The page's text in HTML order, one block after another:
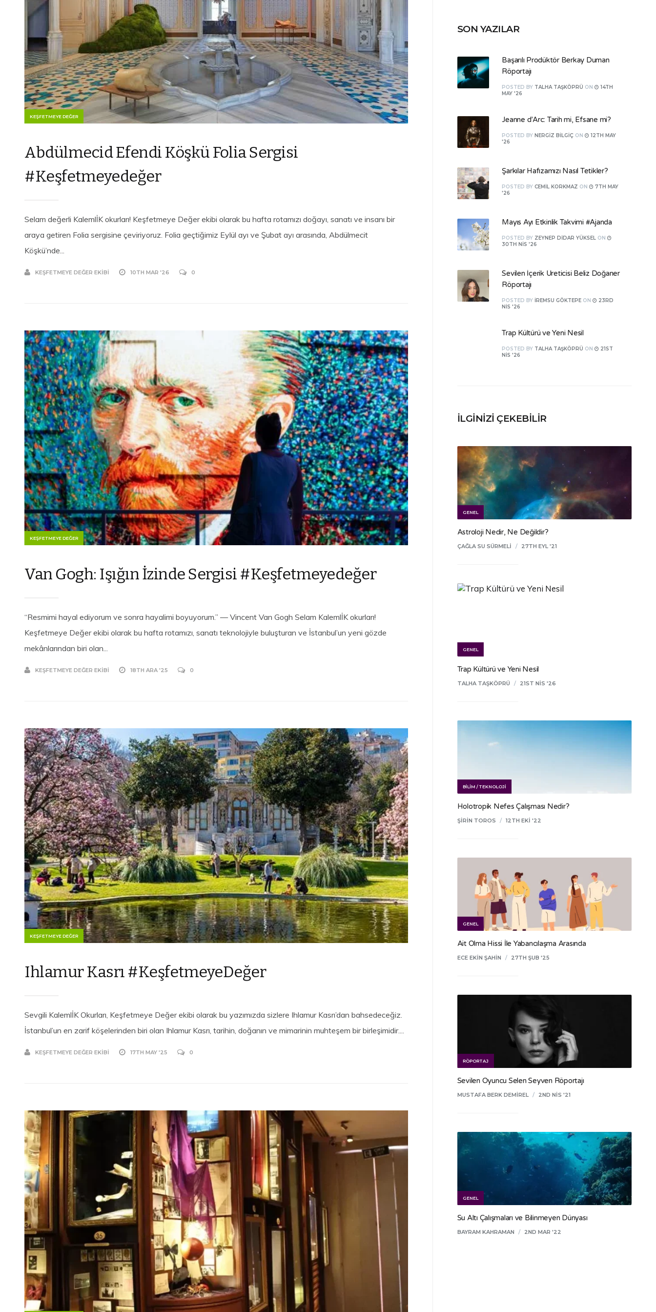
KEŞFETMEYE DEĞER
Abdülmecid Efendi Köşkü Folia Sergisi
#Keşfetmeyedeğer
Selam değerli KalemlİK okurları! Keşfetmeye Değer ekibi olarak bu hafta rotamızı doğayı, sanatı ve insanı bir
araya getiren Folia sergisine çeviriyoruz. Folia geçtiğimiz Eylül ayı ve Şubat ayı arasında, Abdülmecit
Köşkü’nde...
KEŞFETMEYE DEĞER EKIBI 10TH MAR '26 0
KEŞFETMEYE DEĞER
Van Gogh: Işığın İzinde Sergisi #Keşfetmeyedeğer
“Resmimi hayal ediyorum ve sonra hayalimi boyuyorum.” — Vincent Van Gogh Selam KalemlİK okurları!
Keşfetmeye Değer ekibi olarak bu hafta rotamızı, sanatı teknolojiyle buluşturan ve İstanbul’un yeni gözde
mekânlarından biri olan...
KEŞFETMEYE DEĞER EKIBI 18TH ARA '25 0
KEŞFETMEYE DEĞER
Ihlamur Kasrı #KeşfetmeyeDeğer
Sevgili KalemlİK Okurları, Keşfetmeye Değer ekibi olarak bu yazımızda sizlere Ihlamur Kasrı’dan bahsedeceğiz.
İstanbul’un en zarif köşelerinden biri olan Ihlamur Kasrı, tarihin, doğanın ve mimarinin muhteşem bir birleşimidir....
KEŞFETMEYE DEĞER EKIBI 17TH MAY '25 0
SON YAZILAR
Başarılı Prodüktör Berkay Duman
Röportajı
POSTED BY TALHA TAŞKÖPRÜ ON
14TH
MAY '26
Jeanne d’Arc: Tarih mi, Efsane mi?
POSTED BY NERGIZ BILGIÇ ON
12TH MAY
'26
Şarkılar Hafızamızı Nasıl Tetikler?
POSTED BY CEMIL KORKMAZ ON
7TH MAY
'26
Mayıs Ayı Etkinlik Takvimi #Ajanda
POSTED BY ZEYNEP DIDAR YÜKSEL ON
30TH NIS '26
Sevilen İçerik Üreticisi Beliz Doğaner
Röportajı
POSTED BY İREMSU GÖKTEPE ON
23RD
NIS '26
Trap Kültürü ve Yeni Nesil
POSTED BY TALHA TAŞKÖPRÜ ON
21ST
NIS '26
İLGINIZI ÇEKEBILIR
GENEL
Astroloji Nedir, Ne Değildir?
ÇAĞLA SU SÜRMELI / 27TH EYL '21
GENEL
Trap Kültürü ve Yeni Nesil
TALHA TAŞKÖPRÜ / 21ST NIS '26
BILIM / TEKNOLOJI
Holotropik Nefes Çalışması Nedir?
ŞIRIN TOROS / 12TH EKI '22
GENEL
Ait Olma Hissi İle Yabancılaşma Arasında
ECE EKIN ŞAHIN / 27TH ŞUB '25
RÖPORTAJ
Sevilen Oyuncu Selen Seyven Röportajı
MUSTAFA BERK DEMIREL / 2ND NIS '21
GENEL
Su Altı Çalışmaları ve Bilinmeyen Dünyası
BAYRAM KAHRAMAN / 2ND MAR '22